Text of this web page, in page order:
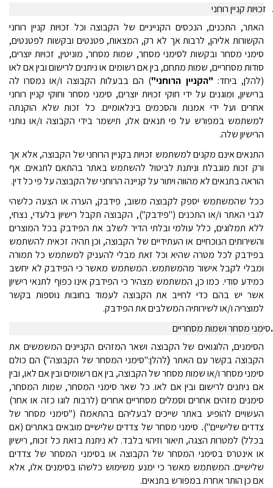
זכויות קניין רוחני
האתר, התכנים, הנכסים הקנייניים של הקבוצה וכל זכויות קניין רוחני
הקשורות אליהן, לרבות אך לא רק, המצאות, פטנטים ובקשות לפטנטים,
סימני מסחר ובקשות לסימני מסחר, שמות מסחר, מוניטין, זכויות יוצרים,
סודות מסחריים, שמות מתחם, בין אם רשומים או ניתנים לרישום ובין אם לאו
(להלן, ביחד: "הקניין הרוחני") הם בבעלות הקבוצה ו/או נמסרו לה
ברישיון, ומוגנים על ידי חוקי זכויות יוצרים, סימני מסחר וחוקי קניין רוחני
אחרים ועל ידי אמנות והסכמים בינלאומיים. כל זכות שלא הוקנתה
למשתמש במפורש על פי תנאים אלו, תישמר בידי הקבוצה ו/או נותני
הרישיון שלה.
התנאים אינם מקנים למשתמש זכויות בקניין הרוחני של הקבוצה, אלא אך
ורק זכות מוגבלת וניתנת לביטול להשתמש באתר בהתאם לתנאים. אף
הוראה בתנאים לא מהווה ויתור על קניינה הרוחני של הקבוצה על פי כל דין.
ככל שהמשתמש יספק לקבוצה משוב, פידבק, הערה או הצעה כלשהי
לגבי האתר ו/או התכנים ("פידבק"), הקבוצה תקבל רישיון בלעדי, נצחי,
ללא תמלוגים, כלל עולמי ובלתי הדיר לשלב את הפידבק בכל המוצרים
והשירותים הנוכחיים או העתידיים של הקבוצה, וכן תהיה זכאית להשתמש
בפידבק לכל מטרה שהיא וכל זאת מבלי להעניק למשתמש כל תמורה
ומבלי לקבל אישור מהמשתמש. המשתמש מאשר כי הפידבק לא יחשב
כמידע סודי. כמו כן, המשתמש מצהיר כי הפידבק אינו כפוף לתנאי רישיון
אשר יש בהם כדי לחייב את הקבוצה לעמוד בחובות נוספות בקשר
למוצריה ו/או לשירותיה המשלבים את הפידבק.
.סימני מסחר ושמות מסחריים
הסימנים, הלוגואים של הקבוצה ושאר המזהים הקניינים המשמשים את
הקבוצה בקשר עם האתר(להלן:"סימני המסחר של הקבוצה"
) הם כולם
סימני מסחר ו/או שמות מסחר של הקבוצה, בין אם רשומים ובין אם לאו, ובין
אם ניתנים לרישום ובין אם לאו. כל שאר סימני המסחר, שמות המסחר,
סימנים מזהים אחרים וסמלים מסחריים אחרים (לרבות לוגו כזה או אחר)
העשויים להופיע באתר שייכים לבעליהם בהתאמה ("סימני מסחר של
צדדים שלישיים")
. סימני מסחר של צדדים שלישיים מובאים באתרים (אם
בכלל) למטרות הצגה, תיאור וזיהוי בלבד. לא ניתנת בזאת כל זכות, רישיון
או אינטרס בסימני המסחר של הקבוצה או בסימני המסחר של צדדים
שלישיים. המשתמש מאשר כי ימנע משימוש כלשהו בסימנים אלו, אלא
אם כן הותר אחרת במפורש בתנאים.